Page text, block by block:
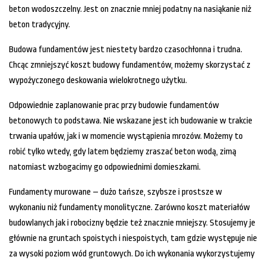
beton wodoszczelny. Jest on znacznie mniej podatny na nasiąkanie niż
beton tradycyjny.
Budowa fundamentów jest niestety bardzo czasochłonna i trudna.
Chcąc zmniejszyć koszt budowy fundamentów, możemy skorzystać z
wypożyczonego deskowania wielokrotnego użytku.
Odpowiednie zaplanowanie prac przy budowie fundamentów
betonowych to podstawa. Nie wskazane jest ich budowanie w trakcie
trwania upałów, jak i w momencie wystąpienia mrozów. Możemy to
robić tylko wtedy, gdy latem będziemy zraszać beton wodą, zimą
natomiast wzbogacimy go odpowiednimi domieszkami.
Fundamenty murowane – dużo tańsze, szybsze i prostsze w
wykonaniu niż fundamenty monolityczne. Zarówno koszt materiałów
budowlanych jak i robocizny będzie też znacznie mniejszy. Stosujemy je
głównie na gruntach spoistych i niespoistych, tam gdzie występuje nie
za wysoki poziom wód gruntowych. Do ich wykonania wykorzystujemy